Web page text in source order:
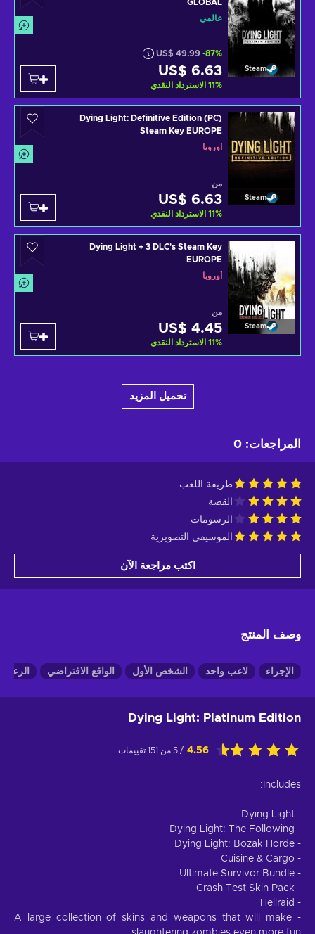
Steam
GLOBAL
عالمي
US$ 49.99 -87%
US$ 6.63
11% الاسترداد النقدي
Steam
Dying Light: Definitive Edition (PC)
Steam Key EUROPE
أوروبا
من
US$ 6.63
11% الاسترداد النقدي
Steam
Dying Light + 3 DLC's Steam Key
EUROPE
أوروبا
من
US$ 4.45
11% الاسترداد النقدي
تحميل المزيد
المراجعات:
0
طريقة اللعب
القصة
الرسومات
الموسيقى التصويرية
اكتب مراجعة الآن
وصف المنتج
الإجراء لاعب واحد الشخص الأول الواقع الافتراضي الرعب
Dying Light: Platinum Edition
4.56 / 5 من 151 تقييمات
Includes:
- Dying Light
- Dying Light: The Following
- Dying Light: Bozak Horde
- Cuisine & Cargo
- Ultimate Survivor Bundle
- Crash Test Skin Pack
- Hellraid
- A large collection of skins and weapons that will make